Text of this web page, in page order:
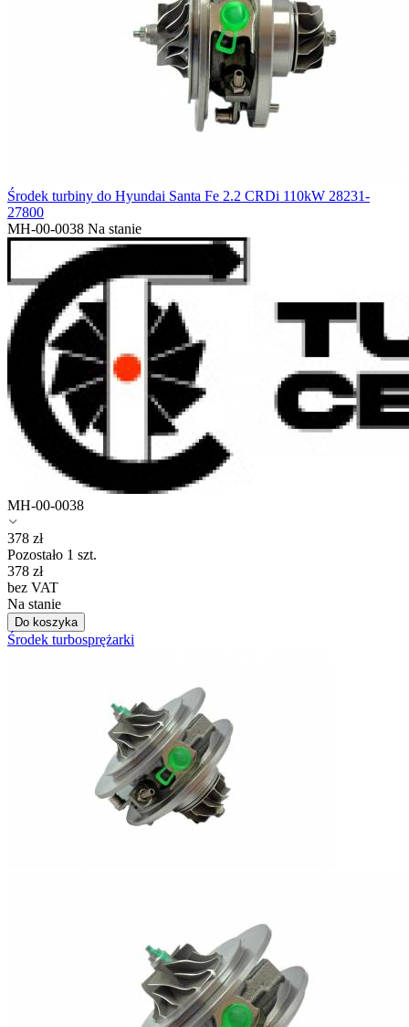
Środek turbiny do Hyundai Santa Fe 2.2 CRDi 110kW 28231-
27800
MH-00-0038 Na stanie
MH-00-0038
378 zł
Pozostało 1 szt.
378 zł
bez VAT
Na stanie
Do koszyka
Środek turbosprężarki